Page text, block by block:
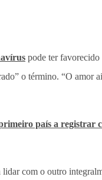
pode ter favorecido
o término. “O amor
país a registrar
lidar com o outro